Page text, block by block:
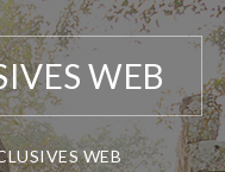
WEB
WEB